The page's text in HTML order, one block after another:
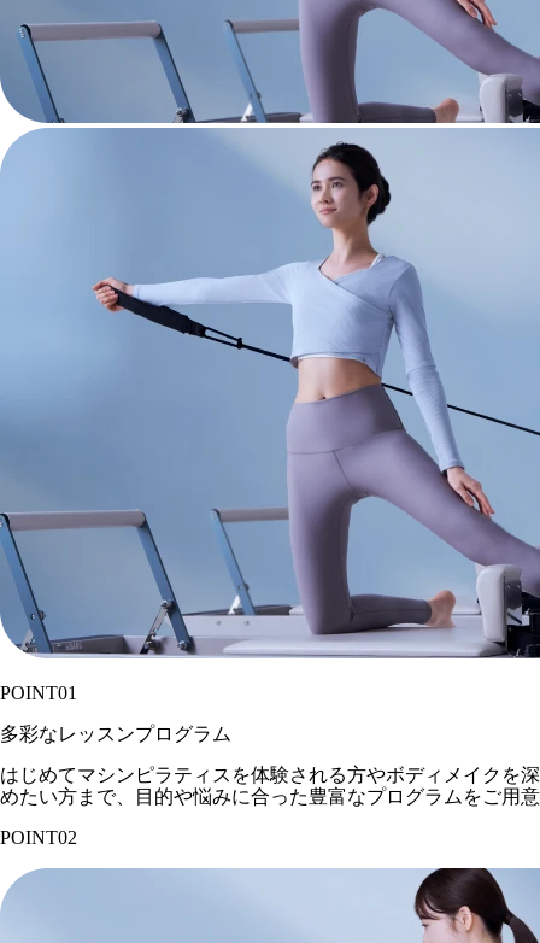
POINT01
多彩なレッスンプログラム
はじめてマシンピラティスを体験される方やボディメイクを深
めたい方まで、目的や悩みに合った豊富なプログラムをご用意
POINT02